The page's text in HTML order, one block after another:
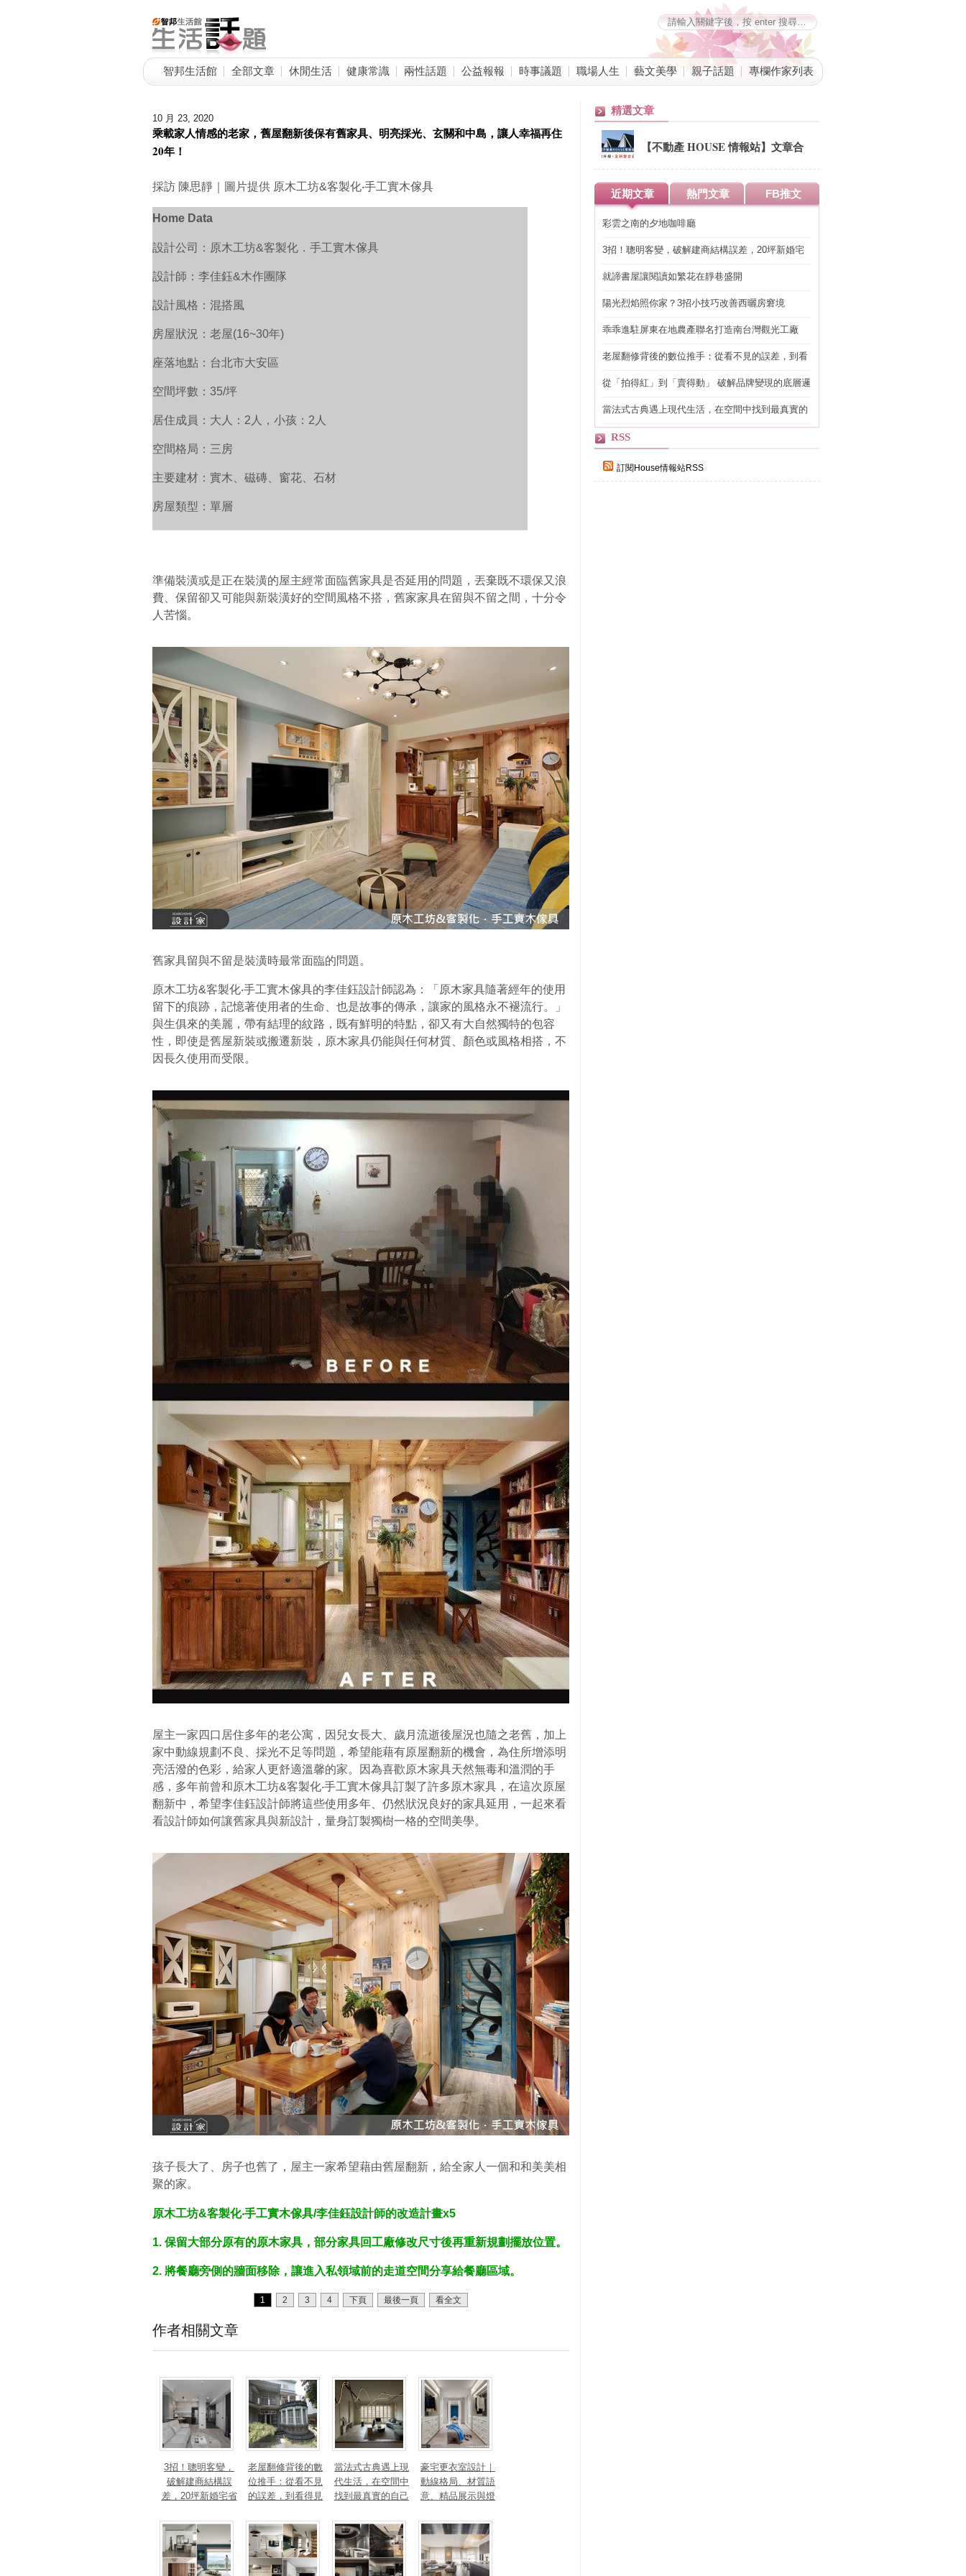
智邦生活館 全部文章 休閒生活 健康常識 兩性話題 公益報報 時事議題 職場人生 藝文美學 親子話題 專欄作家列表
10 月 23, 2020
乘載家人情感的老家，舊屋翻新後保有舊家具、明亮採光、玄關和中島，讓人幸福再住
20年！
採訪 陳思靜｜圖片提供 原木工坊&客製化‧手工實木傢具
Home Data
設計公司：原木工坊&客製化．手工實木傢具
設計師：李佳鈺&木作團隊
設計風格：混搭風
房屋狀況：老屋(16~30年)
座落地點：台北市大安區
空間坪數：35/坪
居住成員：大人：2人，小孩：2人
空間格局：三房
主要建材：實木、磁磚、窗花、石材
房屋類型：單層
準備裝潢或是正在裝潢的屋主經常面臨舊家具是否延用的問題，丟棄既不環保又浪
費、保留卻又可能與新裝潢好的空間風格不搭，舊家家具在留與不留之間，十分令
人苦惱。
舊家具留與不留是裝潢時最常面臨的問題。
原木工坊&客製化‧手工實木傢具的李佳鈺設計師認為：「原木家具隨著經年的使用
留下的痕跡，記憶著使用者的生命、也是故事的傳承，讓家的風格永不褪流行。」
與生俱來的美麗，帶有結理的紋路，既有鮮明的特點，卻又有大自然獨特的包容
性，即使是舊屋新裝或搬遷新裝，原木家具仍能與任何材質、顏色或風格相搭，不
因長久使用而受限。
屋主一家四口居住多年的老公寓，因兒女長大、歲月流逝後屋況也隨之老舊，加上
家中動線規劃不良、採光不足等問題，希望能藉有原屋翻新的機會，為住所增添明
亮活潑的色彩，給家人更舒適溫馨的家。因為喜歡原木家具天然無毒和溫潤的手
感，多年前曾和原木工坊&客製化‧手工實木傢具訂製了許多原木家具，在這次原屋
翻新中，希望李佳鈺設計師將這些使用多年、仍然狀況良好的家具延用，一起來看
看設計師如何讓舊家具與新設計，量身訂製獨樹一格的空間美學。
孩子長大了、房子也舊了，屋主一家希望藉由舊屋翻新，給全家人一個和和美美相
聚的家。
原木工坊&客製化‧手工實木傢具/李佳鈺設計師的改造計畫x5
1. 保留大部分原有的原木家具，部分家具回工廠修改尺寸後再重新規劃擺放位置。
2. 將餐廳旁側的牆面移除，讓進入私領域前的走道空間分享給餐廳區域。
1 2 3 4 下頁 最後一頁 看全文
作者相關文章
3招！聰明客變，
破解建商結構誤
差，20坪新婚宅省
錢
老屋翻修背後的數
位推手：從看不見
的誤差，到看得見
當法式古典遇上現
代生活，在空間中
找到最真實的自己
豪宅更衣室設計｜
動線格局、材質語
意、精品展示與燈
打造高訂生活儀式
精選文章
【不動產 HOUSE 情報站】文章合
併公告
近期文章 熱門文章 FB推文
彩雲之南的夕地咖啡廳
3招！聰明客變，破解建商結構誤差，20坪新婚宅
就諦書屋讓閱讀如繁花在靜巷盛開
陽光烈焰照你家？3招小技巧改善西曬房窘境
乖乖進駐屏東在地農產聯名打造南台灣觀光工廠
老屋翻修背後的數位推手：從看不見的誤差，到看
從「拍得紅」到「賣得動」 破解品牌變現的底層邏
當法式古典遇上現代生活，在空間中找到最真實的
RSS
訂閱House情報站RSS